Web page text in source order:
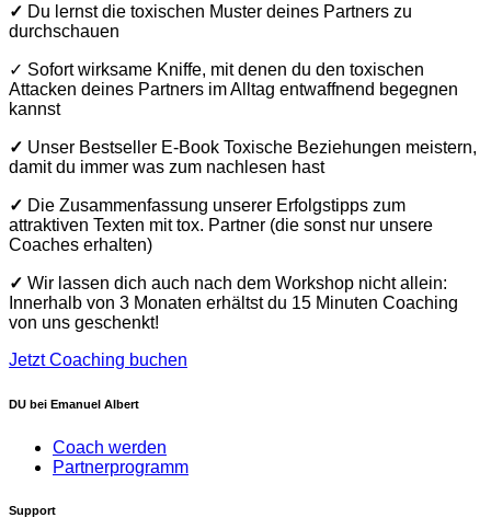
✓ Du lernst die toxischen Muster deines Partners zu
durchschauen
✓ Sofort wirksame Kniffe, mit denen du den toxischen
Attacken deines Partners im Alltag entwaffnend begegnen
kannst
✓ Unser Bestseller E-Book Toxische Beziehungen meistern,
damit du immer was zum nachlesen hast
✓ Die Zusammenfassung unserer Erfolgstipps zum
attraktiven Texten mittox. Partner (die sonst nur unsere
Coaches erhalten)
✓ Wir lassen dich auch nach dem Workshop nicht allein:
Innerhalb von 3 Monaten erhältst du 15 Minuten Coaching
von uns geschenkt!
Jetzt Coaching buchen
DU bei Emanuel Albert
Coach werden
Partnerprogramm
Support